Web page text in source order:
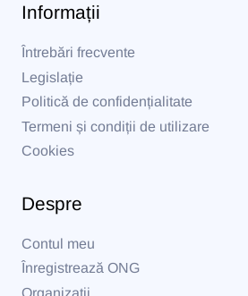
Informații
Întrebări frecvente
Legislație
Politică de confidențialitate
Termeni și condiții de utilizare
Cookies
Despre
Contul meu
Înregistrează ONG
Organizații